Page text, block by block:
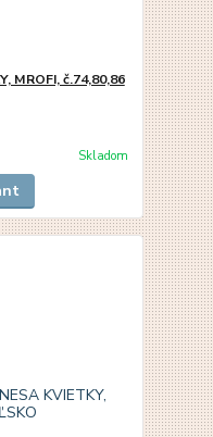
MROFI, č.74,80,86
Skladom